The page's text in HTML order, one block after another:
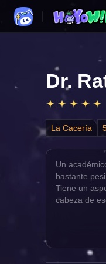
Dr.
La Cacería
Un
bastante
Tiene un
cabeza de